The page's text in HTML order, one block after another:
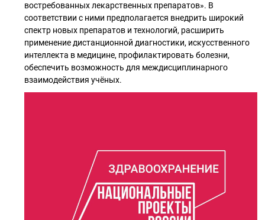
востребованных лекарственных препаратов». В
соответствии с ними предполагается внедрить широкий
спектр новых препаратов и технологий, расширить
применение дистанционной диагностики, искусственного
интеллекта в медицине, профилактировать болезни,
обеспечить возможность для междисциплинарного
взаимодействия учёных.